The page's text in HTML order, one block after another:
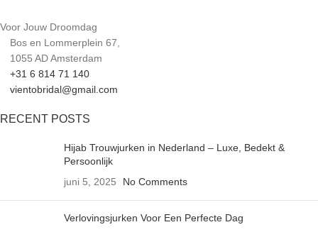
Voor Jouw Droomdag
Bos en Lommerplein 67,
1055 AD Amsterdam
+31 6 814 71 140
vientobridal@gmail.com
RECENT POSTS
Hijab Trouwjurken in Nederland – Luxe, Bedekt &
Persoonlijk
juni 5, 2025
No Comments
Verlovingsjurken Voor Een Perfecte Dag